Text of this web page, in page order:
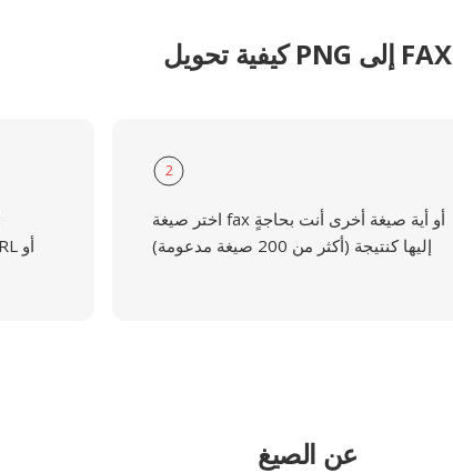
كيفية تحويل PNG إلى FAX
2
اختر صيغة fax أو أية صيغة أخرى أنت بحاجةٍ
إليها كنتيجة (أكثر من 200 صيغة مدعومة)
عن الصيغ